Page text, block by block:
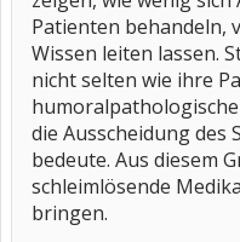
Patienten behandeln,
Wissen leiten lassen.
nicht selten wie ihre
die Ausscheidung des
bedeute. Aus diesem
schleimlösende
bringen.